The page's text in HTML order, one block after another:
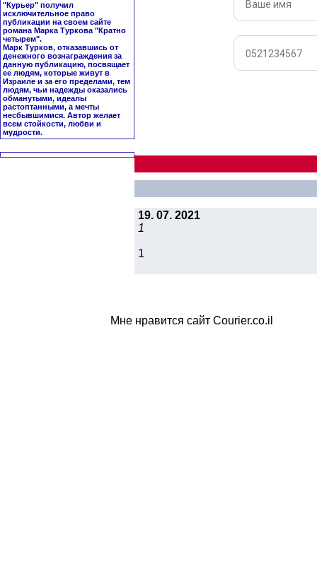
"Курьер" получил
исключительное право
публикации на своем сайте
романа Марка Туркова "Кратно
четырем".
Марк Турков, отказавшись от
денежного вознаграждения за
данную публикацию, посвящает
ее людям, которые живут в
Израиле и за его пределами, тем
людям, чьи надежды оказались
обманутыми, идеалы
растоптанными, а мечты
несбывшимися. Автор желает
всем стойкости, любви и
мудрости.
19. 07. 2021
1
1
Мне нравится сайт Courier.co.il